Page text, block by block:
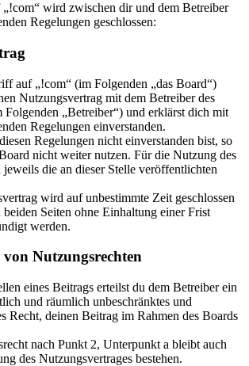
wird zwischen dir und dem Betreiber
Regelungen geschlossen:
auf „!com“ (im Folgenden „das Board“)
Nutzungsvertrag mit dem Betreiber des
Folgenden „Betreiber“) und erklärst dich mit
Regelungen einverstanden.
Regelungen nicht einverstanden bist, so
nicht weiter nutzen. Für die Nutzung des
jeweils die an dieser Stelle veröffentlichten
wird auf unbestimmte Zeit geschlossen
Seiten ohne Einhaltung einer Frist
werden.
Nutzungsrechten
eines Beitrags erteilst du dem Betreiber ein
und räumlich unbeschränktes und
Recht, deinen Beitrag im Rahmen des Boards
nach Punkt 2, Unterpunkt a bleibt auch
des Nutzungsvertrages bestehen.